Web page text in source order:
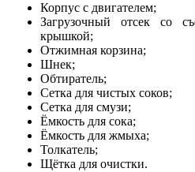
Корпус с двигателем;
Загрузочный отсек со
крышкой;
Отжимная корзина;
Шнек;
Обтиратель;
Сетка для чистых соков;
Сетка для смузи;
Ёмкость для сока;
Ёмкость для жмыха;
Толкатель;
Щётка для очистки.